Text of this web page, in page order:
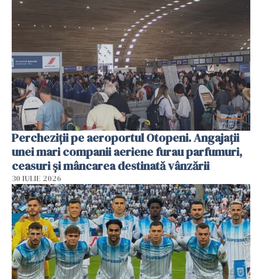
Percheziții pe aeroportul Otopeni. Angajații
unei mari companii aeriene furau parfumuri,
ceasuri și mâncarea destinată vânzării
30 IULIE 2026